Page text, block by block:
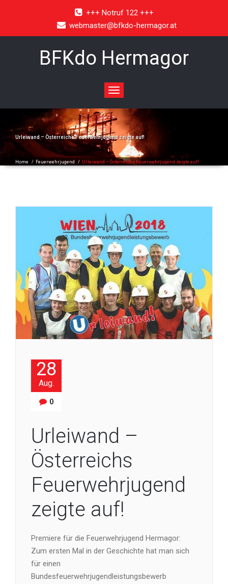
+++ Notruf 122 +++
webmaster@bfkdo-hermagor.at
BFKdo Hermagor
Toggle
navigation
Urleiwand – Österreichs Feuerwehrjugend zeigte auf!
Home / Feuerwehrjugend / Urleiwand – Österreichs Feuerwehrjugend zeigte auf!
28
Aug.
0
Urleiwand –
Österreichs
Feuerwehrjugend
zeigte auf!
Premiere für die Feuerwehrjugend Hermagor:
Zum ersten Mal in der Geschichte hat man sich
für einen
Bundesfeuerwehrjugendleistungsbewerb